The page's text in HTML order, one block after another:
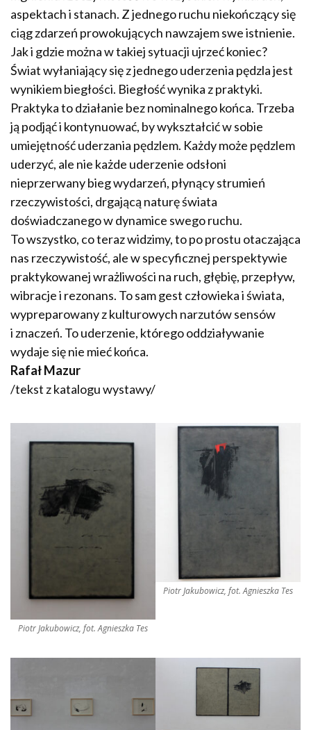
aspektach i stanach. Z jednego ruchu niekończący się
ciąg zdarzeń prowokujących nawzajem swe istnienie.
Jak i gdzie można w takiej sytuacji ujrzeć koniec?
Świat wyłaniający się z jednego uderzenia pędzla jest
wynikiem biegłości. Biegłość wynika z praktyki.
Praktyka to działanie bez nominalnego końca. Trzeba
ją podjąć i kontynuować, by wykształcić w sobie
umiejętność uderzania pędzlem. Każdy może pędzlem
uderzyć, ale nie każde uderzenie odsłoni
nieprzerwany bieg wydarzeń, płynący strumień
rzeczywistości, drgającą naturę świata
doświadczanego w dynamice swego ruchu.
To wszystko, co teraz widzimy, to po prostu otaczająca
nas rzeczywistość, ale w specyficznej perspektywie
praktykowanej wrażliwości na ruch, głębię, przepływ,
wibracje i rezonans. To sam gest człowieka i świata,
wypreparowany z kulturowych narzutów sensów
i znaczeń. To uderzenie, którego oddziaływanie
wydaje się nie mieć końca.
Rafał Mazur
/tekst z katalogu wystawy/
Piotr Jakubowicz, fot. Agnieszka Tes
Piotr Jakubowicz, fot. Agnieszka Tes